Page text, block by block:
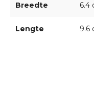
Breedte 6.4
Lengte 9.6